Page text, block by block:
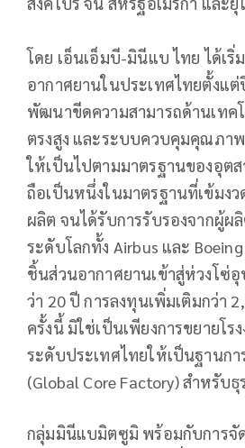
โดย เอ็นเอ็มบี-มินีแบ ไทย ได้เ
อากาศยานในประเทศไทยตั้งแต่
พัฒนาขีดความสามารถด้านเทค
ตรงสูง และระบบควบคุมคุณภาพ
ให้เป็นไปตามมาตรฐานของอุต
ถือเป็นหนึ่งในมาตรฐานที่เข้มง
ผลิต จนได้รับการรับรองจากผู้ผ
ระดับโลกทั้ง Airbus และ
ชิ้นส่วนอากาศยานเข้าสู่ห่วงโซ่
ว่า 20 ปี การลงทุนเพิ่มเติมกว่า
ครั้งนี้ มิใช่เป็นเพียงการขยายโร
ระดับประเทศไทยให้เป็นฐานก
(Global Core Factory) สำหรับ
กลุ่มมินีแบมิตซูมิ พร้อมกับการจั